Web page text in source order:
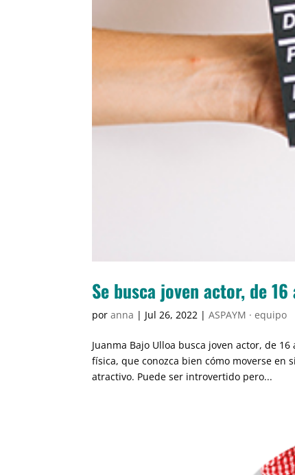
Se busca joven actor, de 16
poranna | Jul 26, 2022 |ASPAYM · equipo
Juanma Bajo Ulloa busca joven actor, de
física, que conozca bien cómo moverse
atractivo. Puede ser introvertido pero...